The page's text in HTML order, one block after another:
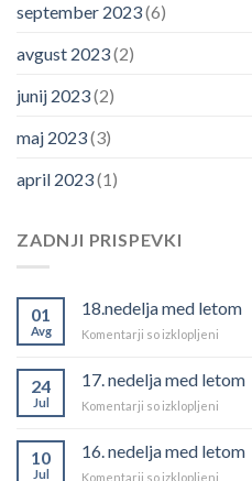
september 2023(6)
avgust 2023(2)
junij 2023(2)
maj 2023(3)
april 2023(1)
ZADNJI PRISPEVKI
01
Avg
18.nedelja med letom
Komentarji so izklopljeni
letom
24
Jul
17. nedelja med letom
Komentarji so izklopljeni
med
10
Jul
16. nedelja med letom
Komentarji so izklopljeni